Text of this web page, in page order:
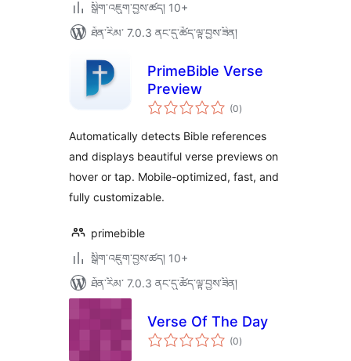
སྒྲིག་འཇུག་བྱས་ཚད། 10+
ཐོན་རིམ་ 7.0.3 ནང་དུ་ཚོད་ལྟ་བྱས་ཟིན།
PrimeBible Verse
Preview
(0གདེང་
འཇོག་
ཚང་།
)
Automatically detects Bible references
and displays beautiful verse previews on
hover or tap. Mobile-optimized, fast, and
fully customizable.
primebible
སྒྲིག་འཇུག་བྱས་ཚད། 10+
ཐོན་རིམ་ 7.0.3 ནང་དུ་ཚོད་ལྟ་བྱས་ཟིན།
Verse Of The Day
(0གདེང་
འཇོག་
)